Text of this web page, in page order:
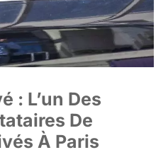
: L’un Des
De
À Paris